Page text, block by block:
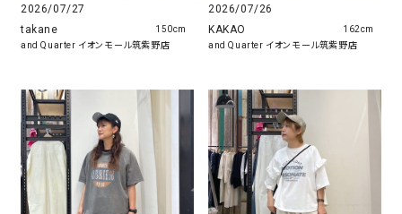
2026/07/27
takane
and Quarter イオンモール筑紫野店
150cm
2026/07/26
KAKAO
and Quarter イオンモール筑紫野店
162cm